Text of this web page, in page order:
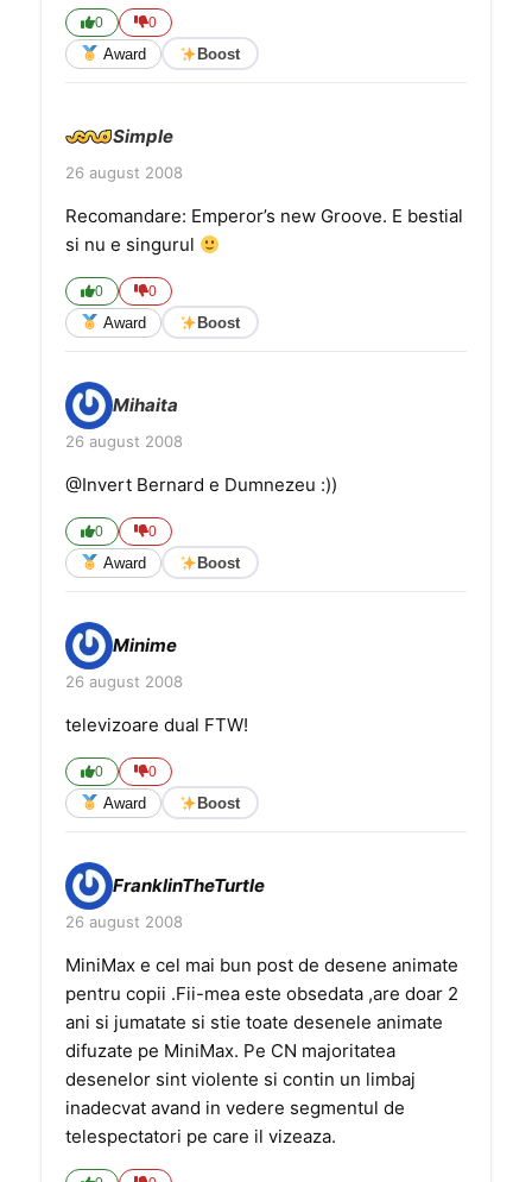
0 0
Award Boost
Simple
26 august 2008
Recomandare: Emperor’s new Groove. E bestial
si nu e singurul
0 0
Award Boost
Mihaita
26 august 2008
@Invert Bernard e Dumnezeu :))
0 0
Award Boost
Minime
26 august 2008
televizoare dual FTW!
0 0
Award Boost
FranklinTheTurtle
26 august 2008
MiniMax e cel mai bun post de desene animate
pentru copii .Fii-mea este obsedata ,are doar 2
ani si jumatate si stie toate desenele animate
difuzate pe MiniMax. Pe CN majoritatea
desenelor sint violente si contin un limbaj
inadecvat avand in vedere segmentul de
telespectatori pe care il vizeaza.